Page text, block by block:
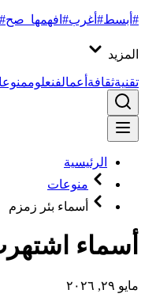
#أبسط#أغرب#افهمها_صح
المزيد
تقنيةثقافةأعمالفنعلوم
الرئيسية
منوعات
أسماء بئر زمزم
أسماء
مايو ٢٩, ٢٠٢٦